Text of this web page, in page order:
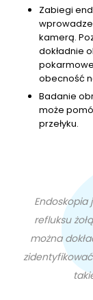
Zabiegi
kamerą.
dokładnie
obecność
Badanie
może
przełyku.
Endoskopia
refluksu
można